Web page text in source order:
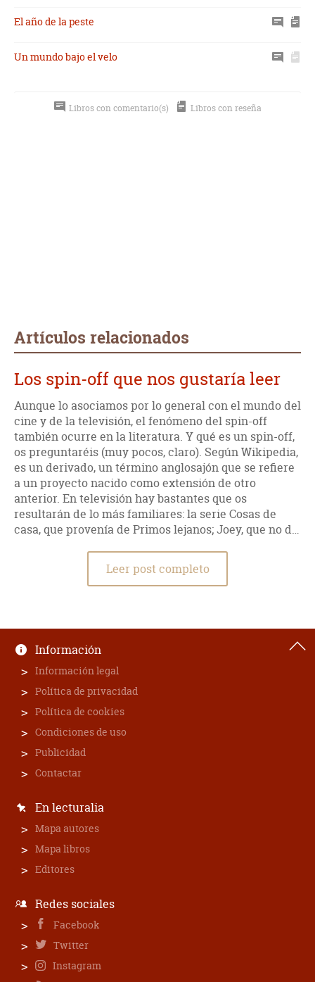
El año de la peste
Un mundo bajo el velo
Libros con comentario(s) Libros con reseña
Artículos relacionados
Los spin-off que nos gustaría leer
Aunque lo asociamos por lo general con el mundo del
cine y de la televisión, el fenómeno del spin-off
también ocurre en la literatura. Y qué es un spin-off,
os preguntaréis (muy pocos, claro). Según Wikipedia,
es un derivado, un término anglosajón que se refiere
a un proyecto nacido como extensión de otro
anterior. En televisión hay bastantes que os
resultarán de lo más familiares: la serie Cosas de
casa, que provenía de Primos lejanos; Joey, que no d…
Leer post completo
Información
Información legal
Política de privacidad
Política de cookies
Condiciones de uso
Publicidad
Contactar
En lecturalia
Mapa autores
Mapa libros
Editores
Redes sociales
Facebook
Twitter
Instagram